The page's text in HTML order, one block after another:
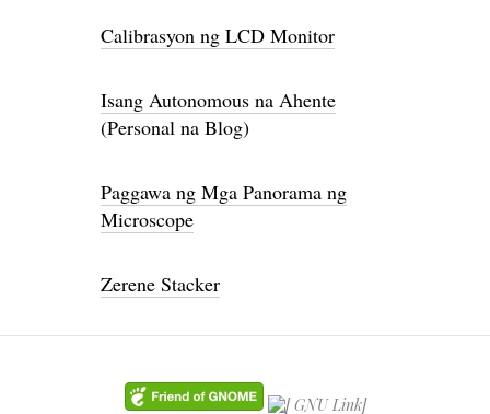
Calibrasyon ng LCD Monitor
Isang Autonomous na Ahente
(Personal na Blog)
Paggawa ng Mga Panorama ng
Microscope
Zerene Stacker